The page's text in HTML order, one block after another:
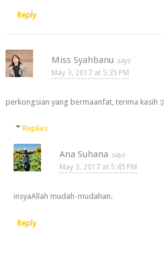
Reply
Miss Syahbanu
May 3, 2017 at 5:35 PM
perkongsian yang bermaanfat, terima kasih :)
Replies
Ana Suhana
May 3, 2017 at 5:45 PM
insyaAllah mudah-mudahan.
Reply